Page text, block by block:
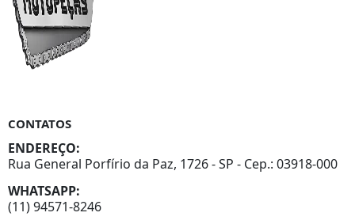
CONTATOS
ENDEREÇO:
Rua General Porfírio da Paz, 1726 - SP - Cep.: 03918-000
WHATSAPP:
(11) 94571-8246